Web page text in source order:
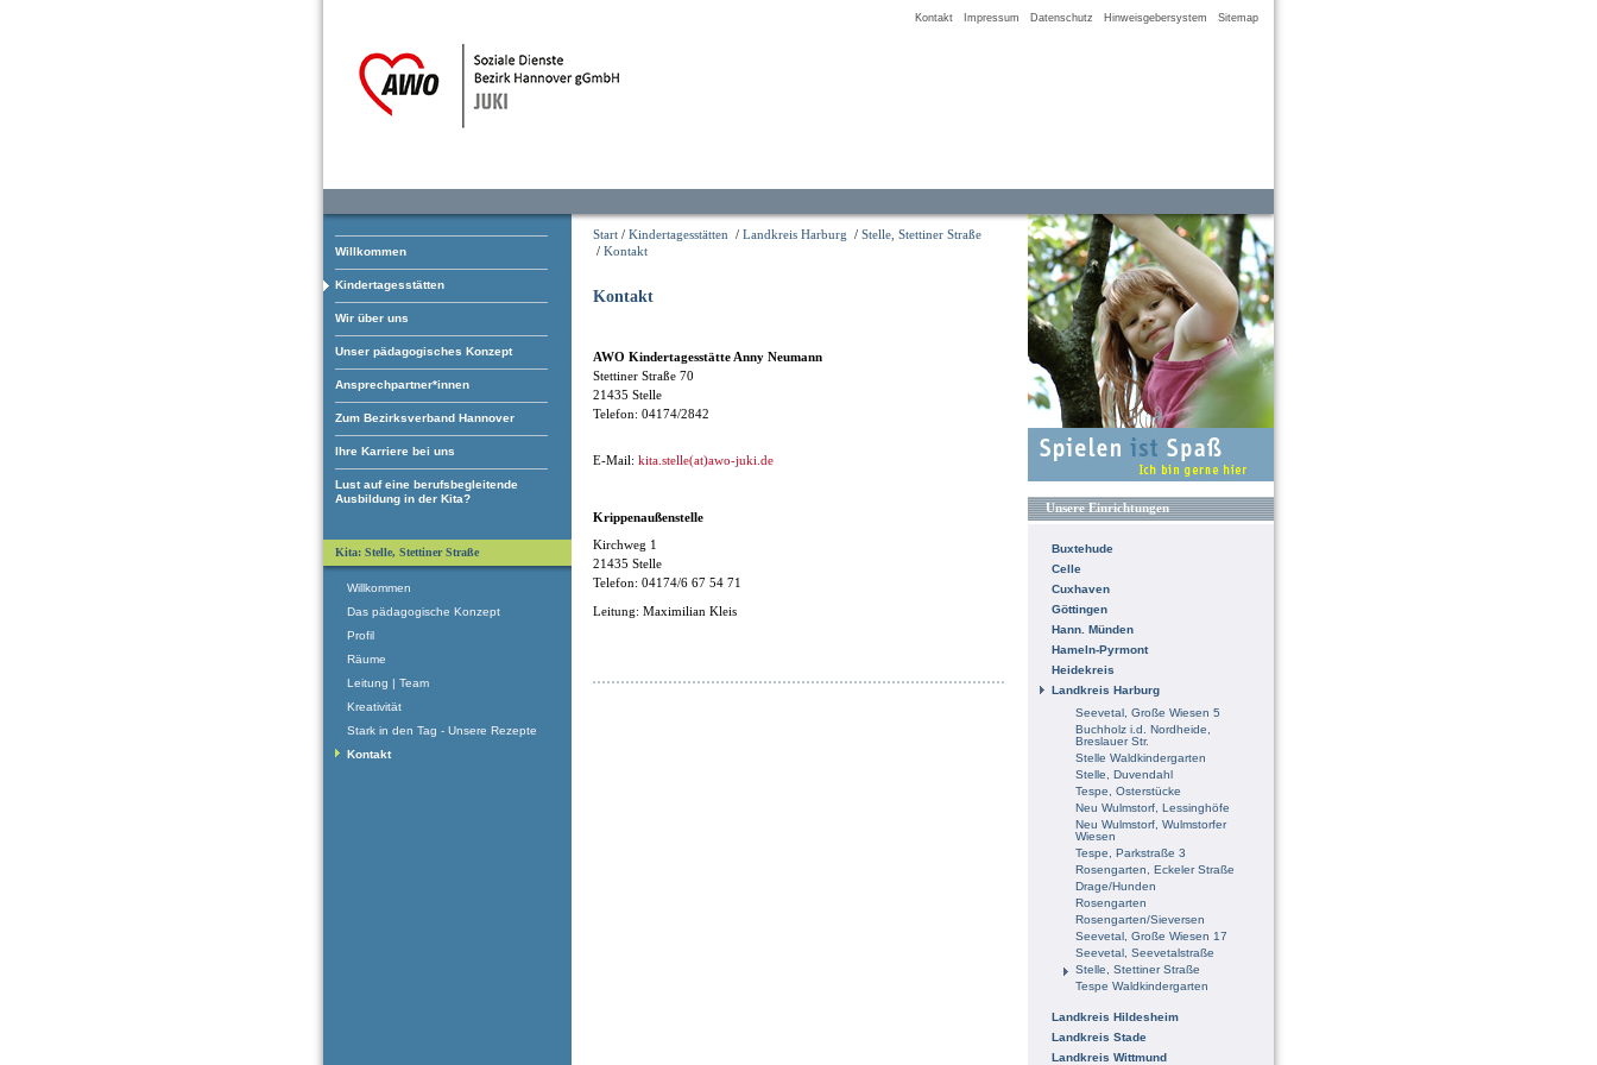
Kontakt Impressum Datenschutz Hinweisgebersystem Sitemap
Willkommen
Kindertagesstätten
Wir über uns
Unser pädagogisches Konzept
Ansprechpartner*innen
Zum Bezirksverband Hannover
Ihre Karriere bei uns
Lust auf eine berufsbegleitende
Ausbildung in der Kita?
Start / Kindertagesstätten / Landkreis Harburg / Stelle, Stettiner Straße
/ Kontakt
Kontakt
AWO Kindertagesstätte Anny Neumann
Stettiner Straße 70
21435 Stelle
Telefon: 04174/2842
E-Mail: kita.stelle(at)awo-juki.de
Krippenaußenstelle
Kirchweg 1
21435 Stelle
Telefon: 04174/6 67 54 71
Leitung: Maximilian Kleis
Unsere Einrichtungen
Buxtehude
Celle
Cuxhaven
Göttingen
Hann. Münden
Hameln-Pyrmont
Heidekreis
Landkreis Harburg
Seevetal, Große Wiesen 5
Buchholz i.d. Nordheide,
Breslauer Str.
Stelle Waldkindergarten
Stelle, Duvendahl
Tespe, Osterstücke
Neu Wulmstorf, Lessinghöfe
Neu Wulmstorf, Wulmstorfer
Wiesen
Tespe, Parkstraße 3
Rosengarten, Eckeler Straße
Drage/Hunden
Rosengarten
Rosengarten/Sieversen
Seevetal, Große Wiesen 17
Seevetal, Seevetalstraße
Stelle, Stettiner Straße
Tespe Waldkindergarten
Landkreis Hildesheim
Landkreis Stade
Landkreis Wittmund
Kita: Stelle, Stettiner Straße
Willkommen
Das pädagogische Konzept
Profil
Räume
Leitung | Team
Kreativität
Stark in den Tag - Unsere Rezepte
Kontakt